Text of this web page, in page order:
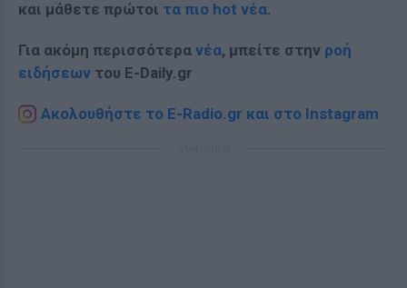
και μάθετε πρώτοι τα πιο hot νέα.
Για ακόμη περισσότερα νέα, μπείτε στην ροή
ειδήσεων του E-Daily.gr
Ακολουθήστε το E-Radio.gr και στο Instagram